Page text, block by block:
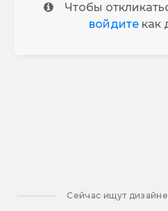
Чтобы
войдитекак
Сейчас ищут